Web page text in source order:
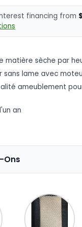
financing from
matière sèche par
sans lame avec
ameublement
an
Ons
Variant
selector
Quantity
of